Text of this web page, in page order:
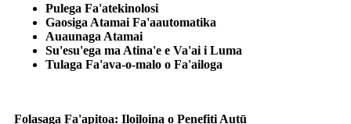
Pulega Fa'atekinolosi
Gaosiga Atamai Fa'aautomatika
Auaunaga Atamai
Su'esu'ega ma Atina'e e Va'ai i Luma
Tulaga Fa'ava-o-malo o Fa'ailoga
Folasaga Fa'apitoa: Iloiloina o Penefiti Autū